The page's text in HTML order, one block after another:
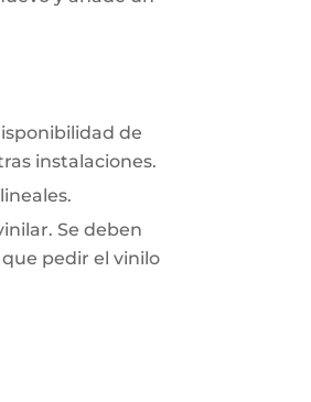
de
instalaciones.
Se deben
pedir el vinilo